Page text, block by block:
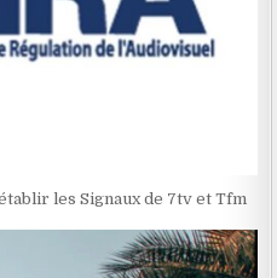
les Signaux de 7tv et Tfm